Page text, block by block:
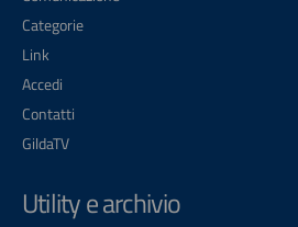
Categorie
Link
Accedi
Contatti
GildaTV
Utility e archivio